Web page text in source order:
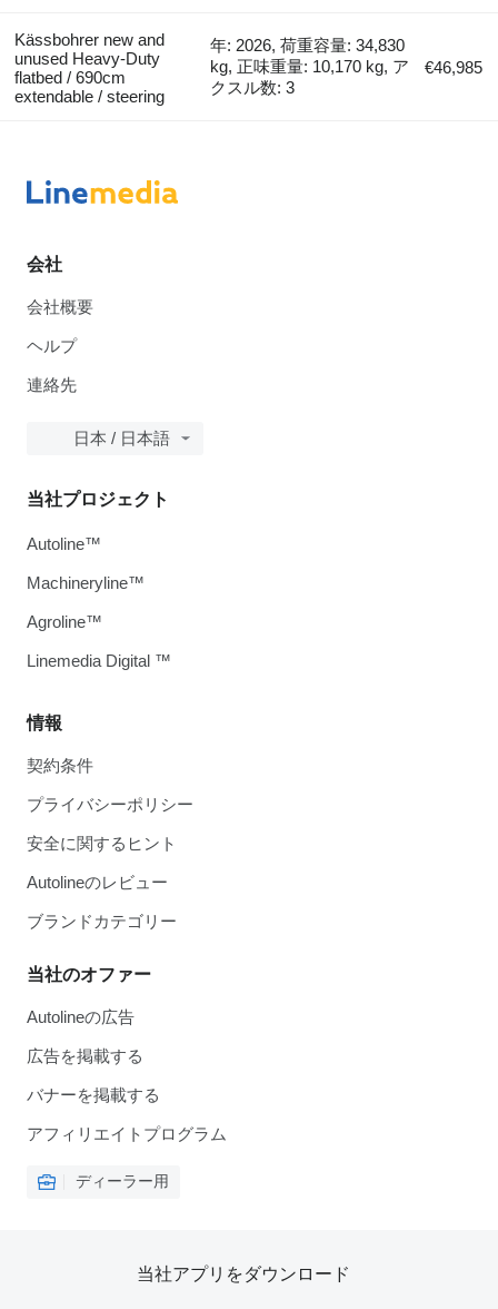
Kässbohrer new and
unused Heavy-Duty
flatbed / 690cm
extendable / steering
年: 2026, 荷重容量: 34,830
kg, 正味重量: 10,170 kg, ア
クスル数: 3
€46,985
会社
会社概要
ヘルプ
連絡先
日本 / 日本語
情報
契約条件
プライバシーポリシー
安全に関するヒント
Autolineのレビュー
ブランドカテゴリー
当社のオファー
Autolineの広告
広告を掲載する
バナーを掲載する
アフィリエイトプログラム
ディーラー用
当社プロジェクト
Autoline™
Machineryline™
Agroline™
Linemedia Digital ™
当社アプリをダウンロード